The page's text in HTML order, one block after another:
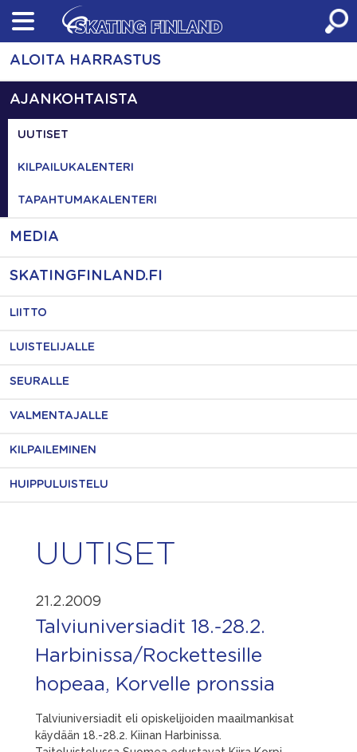
Skip
content
ALOITA HARRASTUS
AJANKOHTAISTA
UUTISET
KILPAILUKALENTERI
TAPAHTUMAKALENTERI
MEDIA
SKATINGFINLAND.FI
LIITTO
LUISTELIJALLE
SEURALLE
VALMENTAJALLE
KILPAILEMINEN
HUIPPULUISTELU
UUTISET
21.2.2009
Talviuniversiadit 18.-28.2.
Harbinissa/Rockettesille
hopeaa, Korvelle pronssia
Talviuniversiadit eli opiskelijoiden maailmankisat
käydään 18.-28.2. Kiinan Harbinissa.